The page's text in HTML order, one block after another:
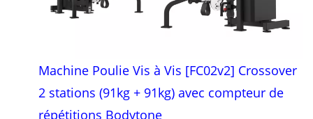
Machine Poulie Vis à Vis [FC02v2] Crossover
2 stations (91kg + 91kg) avec compteur de
répétitions Bodytone